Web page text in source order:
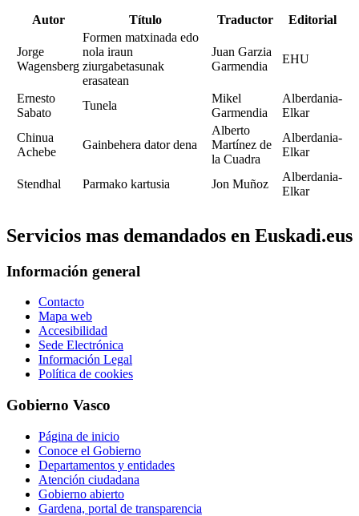
Autor Título Traductor Editorial
Jorge
Wagensberg
Formen matxinada edo
nola iraun
ziurgabetasunak
erasatean
Juan Garzia
Garmendia
EHU
Ernesto
Sabato
Tunela
Mikel
Garmendia
Alberdania-
Elkar
Chinua
Achebe
Gainbehera dator dena
Alberto
Martínez de
la Cuadra
Alberdania-
Elkar
Stendhal Parmako kartusia Jon Muñoz
Alberdania-
Elkar
Servicios mas demandados en Euskadi.eus
Información general
Contacto
Mapa web
Accesibilidad
Sede Electrónica
Información Legal
Política de cookies
Gobierno Vasco
Página de inicio
Conoce el Gobierno
Departamentos y entidades
Atención ciudadana
Gobierno abierto
Gardena, portal de transparencia